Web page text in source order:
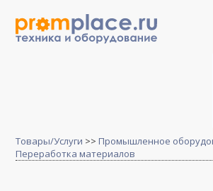
Товары/Услуги >> Промышленное
Переработка материалов